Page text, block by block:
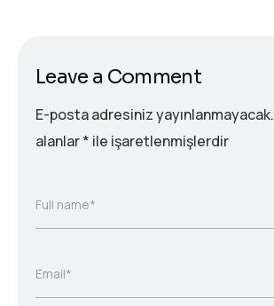
Leave a Comment
E-posta adresiniz yayınlanmayacak.
alanlar* ile işaretlenmişlerdir
Full name*
Email*